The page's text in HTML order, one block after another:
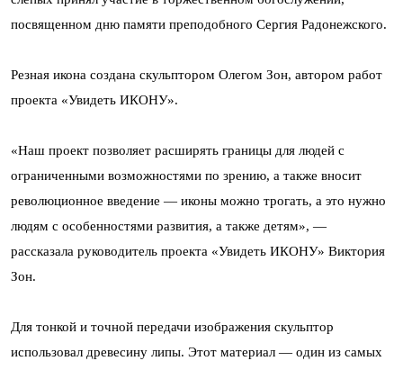
посвященном дню памяти преподобного Сергия Радонежского.
Резная икона создана скульптором Олегом Зон, автором работ
проекта «Увидеть ИКОНУ».
«Наш проект позволяет расширять границы для людей с
ограниченными возможностями по зрению, а также вносит
революционное введение — иконы можно трогать, а это нужно
людям с особенностями развития, а также детям», —
рассказала руководитель проекта «Увидеть ИКОНУ» Виктория
Зон.
Для тонкой и точной передачи изображения скульптор
использовал древесину липы. Этот материал — один из самых